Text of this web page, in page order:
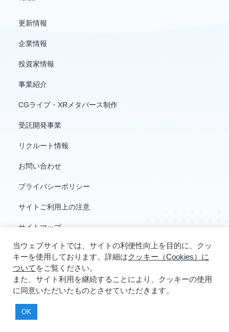
更新情報
企業情報
投資家情報
事業紹介
CGライブ・XRメタバース制作
受託開発事業
リクルート情報
お問い合わせ
プライバシーポリシー
サイトご利用上の注意
サイトマップ
当ウェブサイトでは、サイトの利便性向上を目的に、クッ
キーを使用しております。詳細はクッキー（Cookies）に
ついて をご覧ください。
また、サイト利用を継続することにより、クッキーの使用
に同意いただいたものとさせていただきます。
OK